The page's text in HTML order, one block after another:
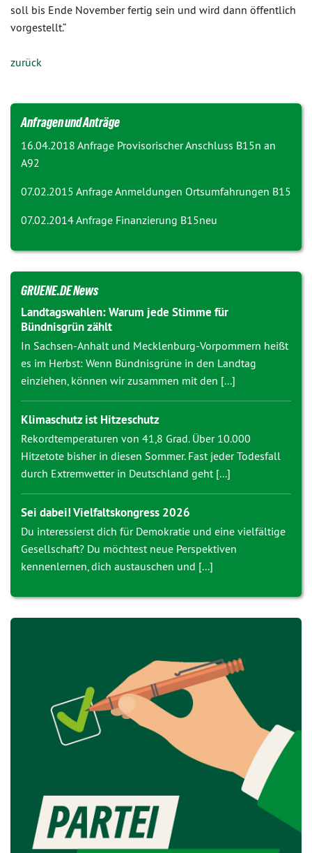
soll bis Ende November fertig sein und wird dann öffentlich
vorgestellt.“
zurück
Anfragen und Anträge
16.04.2018 Anfrage Provisorischer Anschluss B15n an
A92
07.02.2015 AnfrageAnmeldungen Ortsumfahrungen B15
07.02.2014 Anfrage Finanzierung B15neu
GRUENE.DE News
Landtagswahlen: Warum jede Stimme für
Bündnisgrün zählt
In Sachsen-Anhalt und Mecklenburg-Vorpommern heißt
es im Herbst: Wenn Bündnisgrüne in den Landtag
einziehen, können wir zusammen mit den [...]
Klimaschutz ist Hitzeschutz
Rekordtemperaturen von 41,8 Grad. Über 10.000
Hitzetote bisher in diesen Sommer. Fast jeder Todesfall
durch Extremwetter in Deutschland geht [...]
Sei dabei! Vielfaltskongress 2026
Du interessierst dich für Demokratie und eine vielfältige
Gesellschaft? Du möchtest neue Perspektiven
kennenlernen, dich austauschen und [...]